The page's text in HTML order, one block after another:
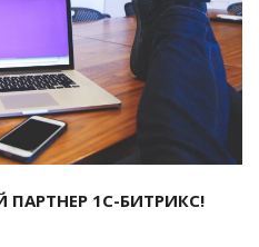
1С-БИТРИКС!